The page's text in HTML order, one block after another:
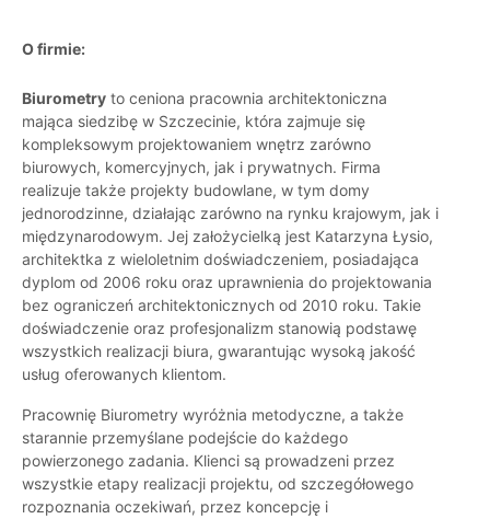
O firmie:
Biurometry to ceniona pracownia architektoniczna
mająca siedzibę w Szczecinie, która zajmuje się
kompleksowym projektowaniem wnętrz zarówno
biurowych, komercyjnych, jak i prywatnych. Firma
realizuje także projekty budowlane, w tym domy
jednorodzinne, działając zarówno na rynku krajowym, jak i
międzynarodowym. Jej założycielką jest Katarzyna Łysio,
architektka z wieloletnim doświadczeniem, posiadająca
dyplom od 2006 roku oraz uprawnienia do projektowania
bez ograniczeń architektonicznych od 2010 roku. Takie
doświadczenie oraz profesjonalizm stanowią podstawę
wszystkich realizacji biura, gwarantując wysoką jakość
usług oferowanych klientom.
Pracownię Biurometry wyróżnia metodyczne, a także
starannie przemyślane podejście do każdego
powierzonego zadania. Klienci są prowadzeni przez
wszystkie etapy realizacji projektu, od szczegółowego
rozpoznania oczekiwań, przez koncepcję i